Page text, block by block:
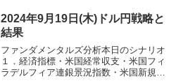
日銀、政府円安牽制・米国トランプ大統
領・FRB３．その他・...
2024年9月19日(木)ドル円戦略と
結果
ファンダメンタルズ分析本日のシナリオ
１．経済指標・米国経常収支・米国フィ
ラデルフィア連銀景況指数・米国新規失